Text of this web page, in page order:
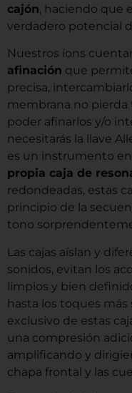
cajón, haciendo que
verdadero potencial
Nuestros íons
afinación que
precisa,
membrana no pierda
poder afinarlos y/o
necesitarás la llave
es un instrumento
propia caja de
redondeadas, estas
principio de la
tono
Las cajas aíslan y
sonidos, evitan los
limpios y bien
hasta los toques más
exclusivo de estas
una compresión
amplificando y
chapa frontal y las